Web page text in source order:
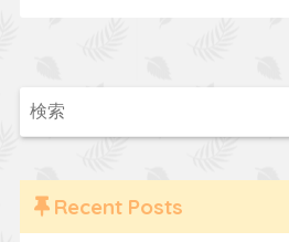
Recent Posts